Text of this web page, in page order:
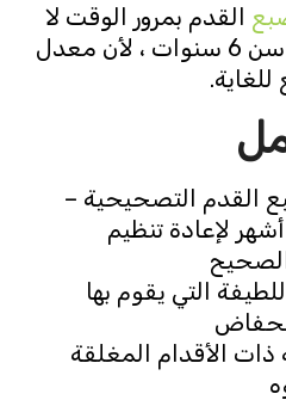
القدم بمرور الوقت لا
يدعو بياني أي علاج قبل سن 6 سنوات ، لأن معدل
القدم التصحيحية –
لإعادة تنظيم
التي يقوم بها
الأقدام المغلقة